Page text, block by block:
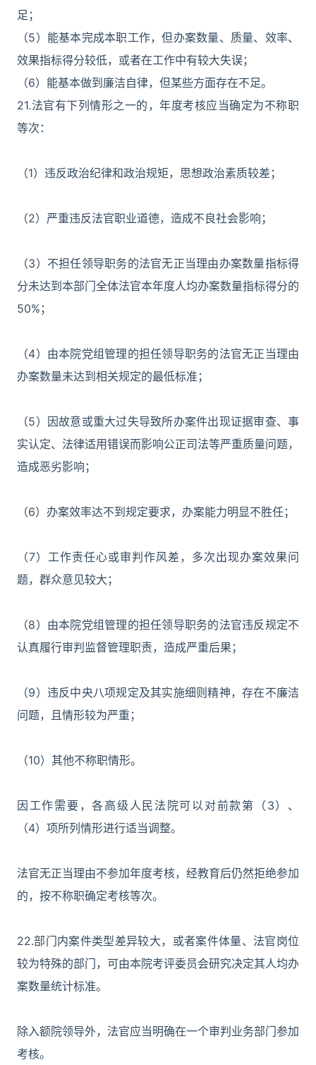
足；
（5）能基本完成本职工作，但办案数量、质量、效率、
效果指标得分较低，或者在工作中有较大失误；
（6）能基本做到廉洁自律，但某些方面存在不足。
21.法官有下列情形之一的，年度考核应当确定为不称职
等次：
（1）违反政治纪律和政治规矩，思想政治素质较差；
（2）严重违反法官职业道德，造成不良社会影响；
（3）不担任领导职务的法官无正当理由办案数量指标得
分未达到本部门全体法官本年度人均办案数量指标得分的
50%；
（4）由本院党组管理的担任领导职务的法官无正当理由
办案数量未达到相关规定的最低标准；
（5）因故意或重大过失导致所办案件出现证据审查、事
实认定、法律适用错误而影响公正司法等严重质量问题，
造成恶劣影响；
（6）办案效率达不到规定要求，办案能力明显不胜任；
（7）工作责任心或审判作风差，多次出现办案效果问
题，群众意见较大；
（8）由本院党组管理的担任领导职务的法官违反规定不
认真履行审判监督管理职责，造成严重后果；
（9）违反中央八项规定及其实施细则精神，存在不廉洁
问题，且情形较为严重；
（10）其他不称职情形。
因工作需要，各高级人民法院可以对前款第（3）、
（4）项所列情形进行适当调整。
法官无正当理由不参加年度考核，经教育后仍然拒绝参加
的，按不称职确定考核等次。
22.部门内案件类型差异较大，或者案件体量、法官岗位
较为特殊的部门，可由本院考评委员会研究决定其人均办
案数量统计标准。
除入额院领导外，法官应当明确在一个审判业务部门参加
考核。